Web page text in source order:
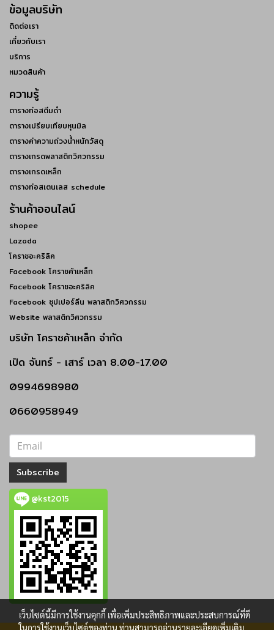
ข้อมูลบริษัท
ติดต่อเรา
เกี่ยวกับเรา
บริการ
หมวดสินค้า
ความรู้
ตารางท่อสตีมดำ
ตารางเปรียบเทียบหุนมิล
ตารางค่าความถ่วงน้ำหนักวัสดุ
ตารางเกรดพลาสติกวิศวกรรม
ตารางเกรดเหล็ก
ตารางท่อสเตนเลส schedule
ร้านค้าออนไลน์
shopee
Lazada
โคราชอะคริลิค
Facebook โคราชค้าเหล็ก
Facebook โคราชอะคริลิค
Facebook ซุปเปอร์ลีน พลาสติกวิศวกรรม
Website พลาสติกวิศวกรรม
บริษัท โคราชค้าเหล็ก จำกัด
เปิด จันทร์ - เสาร์ เวลา 8.00-17.00
0994698980
0660958949
Subscribe
@kst2015
เว็บไซต์นี้มีการใช้งานคุกกี้ เพื่อเพิ่มประสิทธิภาพและประสบการณ์ที่ดี
ในการใช้งานเว็บไซต์ของท่าน ท่านสามารถอ่านรายละเอียดเพิ่มเติม